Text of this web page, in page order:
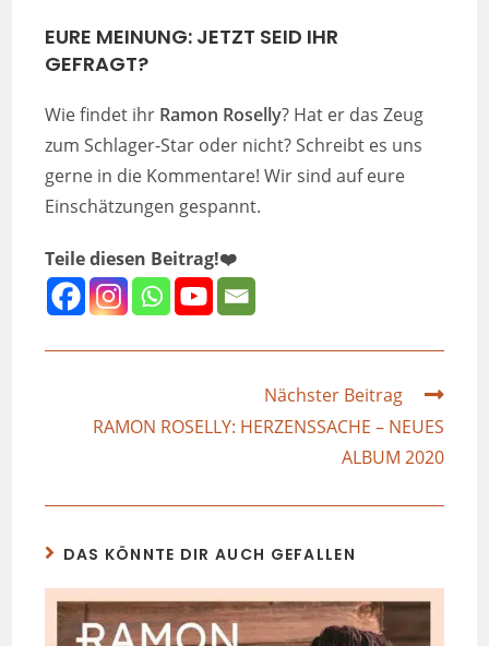
EURE MEINUNG: JETZT SEID IHR
GEFRAGT?
Wie findet ihr Ramon Roselly? Hat er das Zeug
zum Schlager-Star oder nicht? Schreibt es uns
gerne in die Kommentare! Wir sind auf eure
Einschätzungen gespannt.
Teile diesen Beitrag!❤️
Nächster Beitrag
RAMON ROSELLY: HERZENSSACHE – NEUES
ALBUM 2020
DAS KÖNNTE DIR AUCH GEFALLEN